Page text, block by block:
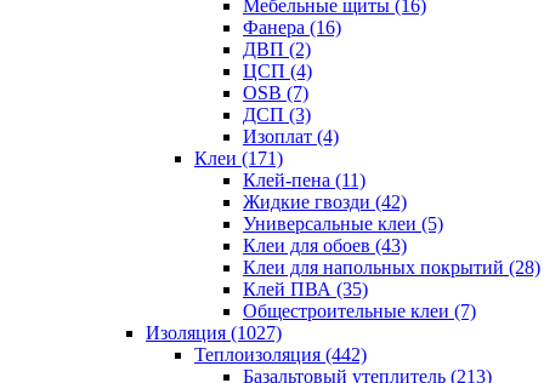
Мебельные щиты (16)
Фанера (16)
ДВП (2)
ЦСП (4)
OSB (7)
ДСП (3)
Изоплат (4)
Клеи (171)
Клей-пена (11)
Жидкие гвозди (42)
Универсальные клеи (5)
Клеи для обоев (43)
Клеи для напольных покрытий (28)
Клей ПВА (35)
Общестроительные клеи (7)
Изоляция (1027)
Теплоизоляция (442)
Базальтовый утеплитель (213)